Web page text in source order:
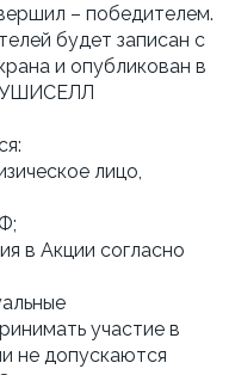
– победителем.
будет записан с
и опубликован в
лицо,
в Акции согласно
участие в
не допускаются